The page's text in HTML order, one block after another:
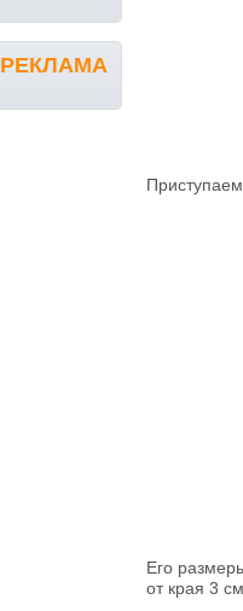
РЕКЛАМА
Его
от края 3